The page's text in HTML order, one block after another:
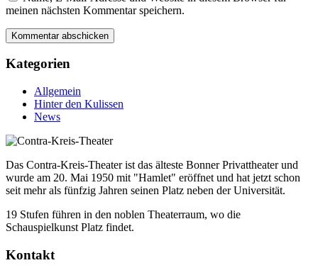
meinen nächsten Kommentar speichern.
Kategorien
Allgemein
Hinter den Kulissen
News
Das Contra-Kreis-Theater ist das älteste Bonner Privattheater und
wurde am 20. Mai 1950 mit "Hamlet" eröffnet und hat jetzt schon
seit mehr als fünfzig Jahren seinen Platz neben der Universität.
19 Stufen führen in den noblen Theaterraum, wo die
Schauspielkunst Platz findet.
Kontakt